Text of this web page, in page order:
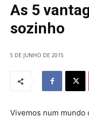
As 5
sozinho
5 DE JUNHO DE 2015
Vivemos num mundo